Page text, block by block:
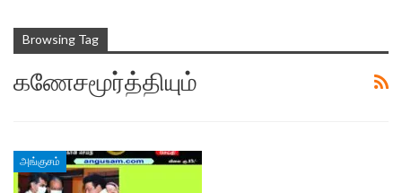
Browsing Tag
கணேசமூர்த்தியும்
அங்குசம்